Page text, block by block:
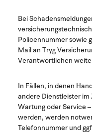
Bei
Policennummer sowie
Mail an Tryg
Verantwortlichen
In Fällen, in denen
andere Dienstleister
Wartung oder Service
werden, werden
Telefonnummer und